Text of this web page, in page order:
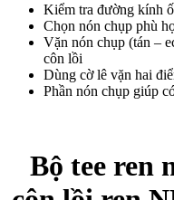
Kiểm tra đường kính
Chọn nón chụp phù
Vặn nón chụp (tán –
côn lồi
Dùng cờ lê vặn hai
Phần nón chụp giúp
Bộ tee ren